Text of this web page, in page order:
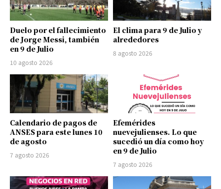
Duelo por el fallecimiento
de Jorge Messi, también
en 9 de Julio
10 agosto 2026
El clima para 9 de Julio y
alrededores
8 agosto 2026
Calendario de pagos de
ANSES para este lunes 10
de agosto
7 agosto 2026
Efemérides
nuevejulienses. Lo que
sucedió un día como hoy
en 9 de Julio
7 agosto 2026